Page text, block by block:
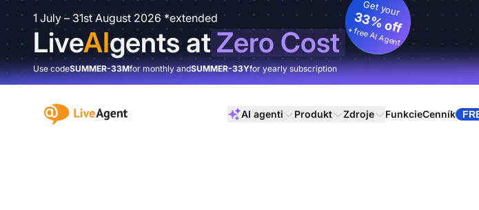
1 July – 31st August 2026 *extended
LiveAIgents atZero Cost
Get your
33% off
+ free AI Agent
Use codeSUMMER-33Mfor monthly andSUMMER-33Yfor yearly subscription
:site.title AI agenti Produkt Zdroje FunkcieCenník